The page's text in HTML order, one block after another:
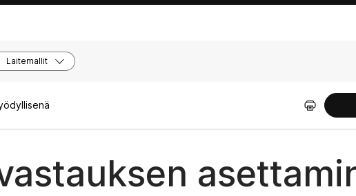
Laitemallit